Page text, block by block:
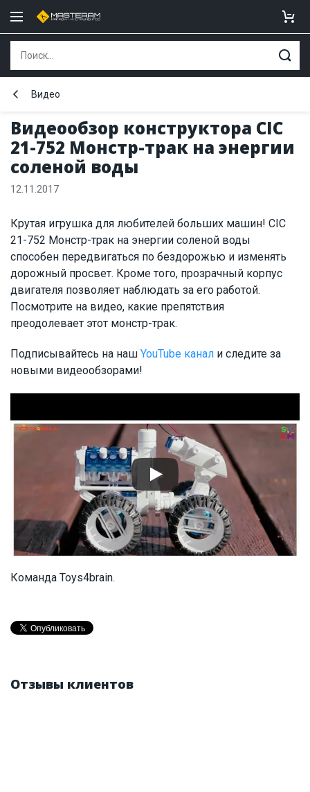
Видеообзор конструктора CIC
21-752 Монстр-трак на энергии
соленой воды
Видео
12.11.2017
Крутая игрушка для любителей больших машин! CIC
21-752 Монстр-трак на энергии соленой воды
способен передвигаться по бездорожью и изменять
дорожный просвет. Кроме того, прозрачный корпус
двигателя позволяет наблюдать за его работой.
Посмотрите на видео, какие препятствия
преодолевает этот монстр-трак.
Подписывайтесь на наш YouTube канал и следите за
новыми видеообзорами!
Команда Toys4brain.
Отзывы клиентов